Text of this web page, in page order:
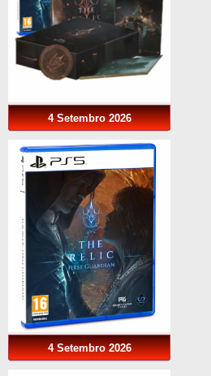
4 Setembro 2026
4 Setembro 2026